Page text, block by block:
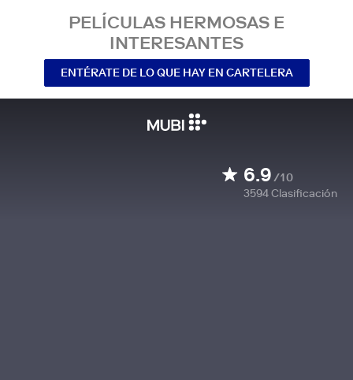
PELÍCULAS HERMOSAS E
INTERESANTES
ENTÉRATE DE LO QUE HAY EN CARTELERA
6.9/10
3594Clasificación